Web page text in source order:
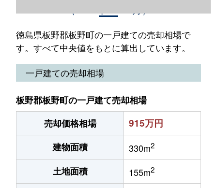
徳島県板野郡板野町の一戸建ての売却相場で
す。すべて中央値をもとに算出しています。
一戸建ての売却相場
板野郡板野町の一戸建て売却相場
売却価格相場
915万円
建物面積 330m2
土地面積 155m2